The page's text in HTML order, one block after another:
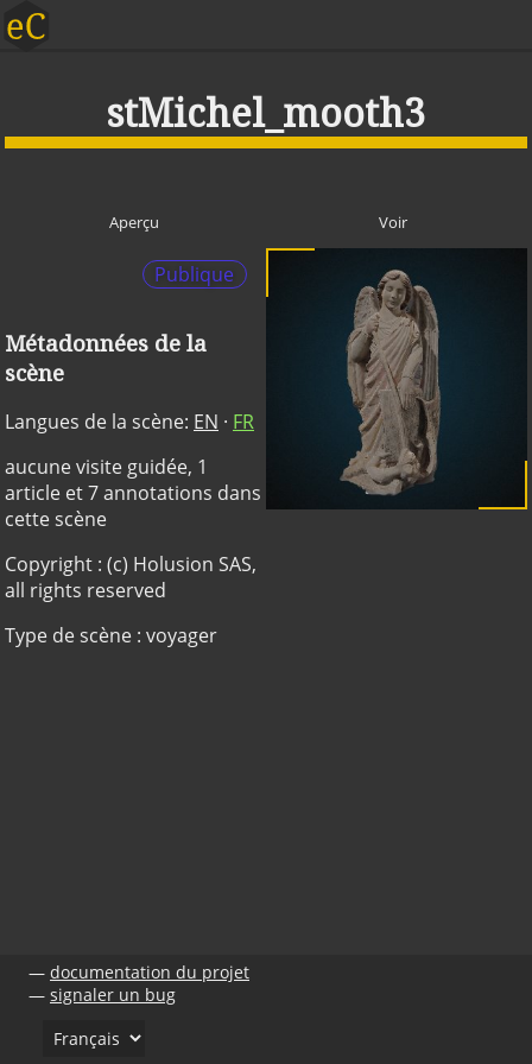
stMichel_mooth3
Aperçu Voir
Publique
Métadonnées de la
scène
Langues de la scène: EN · FR
aucune visite guidée, 1
article et 7 annotations dans
cette scène
Copyright : (c) Holusion SAS,
all rights reserved
Type de scène : voyager
documentation du projet
signaler un bug